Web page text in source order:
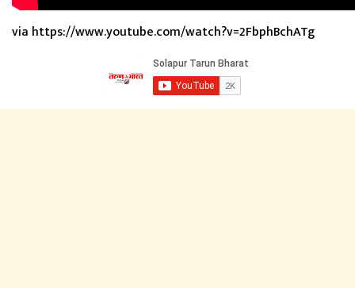
via https://www.youtube.com/watch?v=2FbphBchATg